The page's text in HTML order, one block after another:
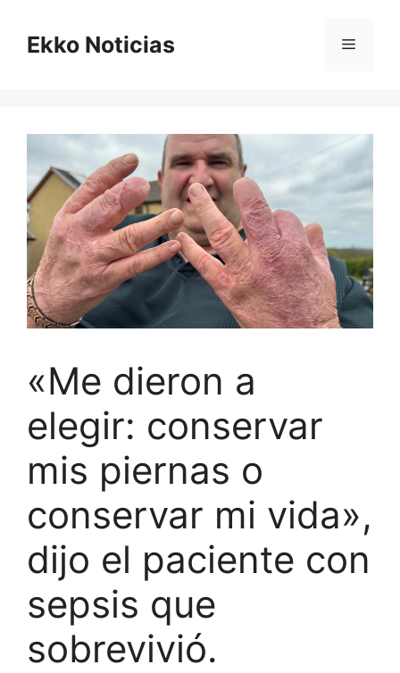
contenido
Ekko Noticias Menú
«Me dieron a
elegir: conservar
mis piernas o
conservar mi vida»,
dijo el paciente con
sepsis que
sobrevivió.